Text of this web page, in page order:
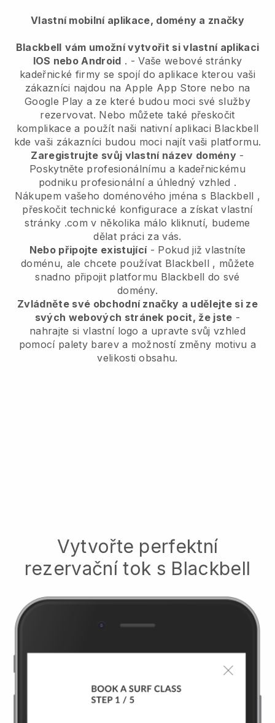
Vlastní mobilní aplikace, domény a značky
Blackbell vám umožní vytvořit si vlastní aplikaci
IOS nebo Android . -Vaše webové stránky
kadeřnické firmy se spojí do aplikace kterou vaši
zákazníci najdou na Apple App Store nebo na
Google Play a ze které budou moci své služby
rezervovat. Nebo můžete také přeskočit
komplikace a použít naši nativní aplikaci Blackbell
kde vaši zákazníci budou moci najít vaši platformu.
Zaregistrujte svůj vlastní název domény-
Poskytněte profesionálnímu a kadeřnickému
podniku profesionální a úhledný vzhled .
Nákupem vašeho doménového jména s Blackbell ,
přeskočit technické konfigurace a získat vlastní
stránky .com v několika málo kliknutí, budeme
dělat práci za vás.
Nebo připojte existující- Pokud již vlastníte
doménu, ale chcete používat Blackbell , můžete
snadno připojit platformu Blackbell do své
domény.
Zvládněte své obchodní značky a udělejte si ze
svých webových stránek pocit, že jste -
nahrajte si vlastní logo a upravte svůj vzhled
pomocí palety barev a možností změny motivu a
velikosti obsahu.
Vytvořte perfektní
rezervační tok s Blackbell